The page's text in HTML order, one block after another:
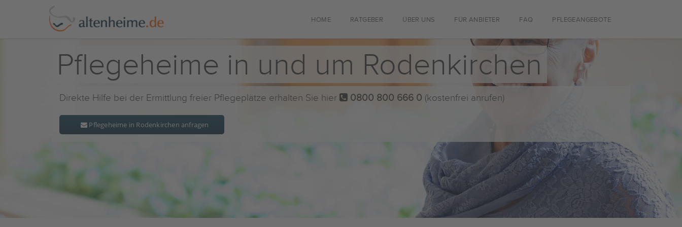
HOME RATGEBER ÜBER UNS FÜR ANBIETER FAQ PFLEGEANGEBOTE
Pflegeheime in und um Rodenkirchen
Direkte Hilfe bei der Ermittlung freier Pflegeplätze erhalten Sie hier 0800 800 666 0 (kostenfrei anrufen)
Pflegeheime in Rodenkirchen anfragen